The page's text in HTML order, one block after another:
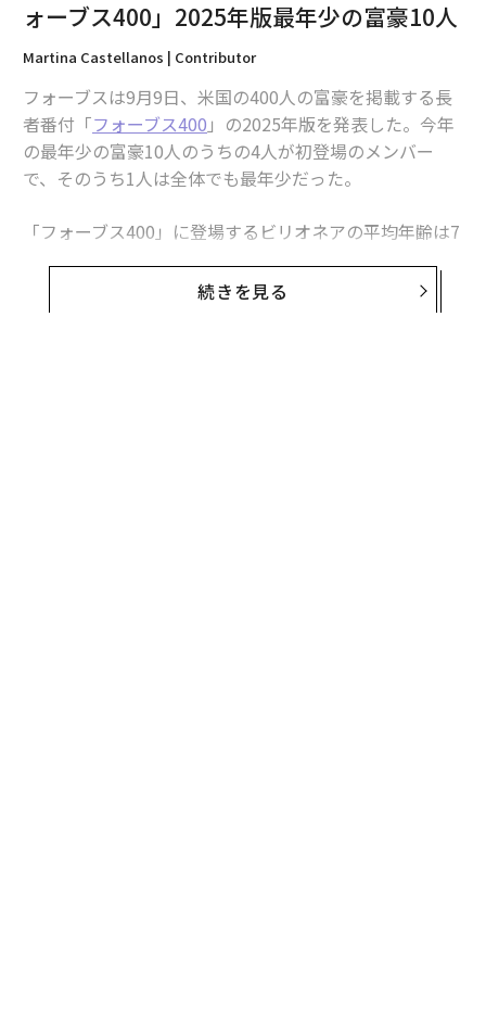
ォーブス400」2025年版最年少の富豪10人
Martina Castellanos | Contributor
フォーブスは9月9日、米国の400人の富豪を掲載する長
者番付「フォーブス400 」の2025年版を発表した。今年
の最年少の富豪10人のうちの4人が初登場のメンバー
で、そのうち1人は全体でも最年少だった。
「フォーブス400」に登場するビリオネアの平均年齢は7
で財を成したアーチー・アルディス・エマーソンで、96
歳になる。これに対し、一部の幸運なビリオネアたち
続きを見る